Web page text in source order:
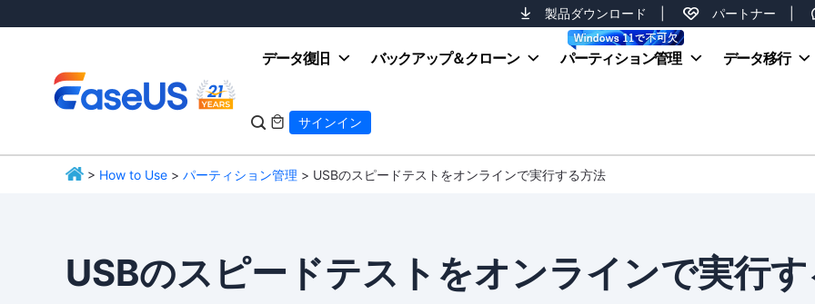
製品ダウンロード パートナー
データ復旧 バックアップ＆クローン パーティション管理 データ移行
  サインイン
> How to Use > パーティション管理 > USBのスピードテストをオンラインで実行する方法
USBのスピードテストをオンラインで実行